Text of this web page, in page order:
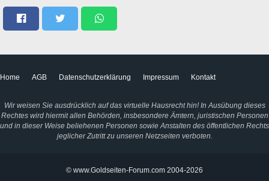
Home AGB Datenschutzerklärung Impressum Kontakt
Wir weisen Sie ausdrücklich auf das virtuelle Hausrecht hin! In Ausübung dieses
Rechtes wird hiermit allen Behörden, insbesondere Ämtern, juristischen Personen
und in dieser Weise beliehenen Personen sowie Anstalten des öffentlichen Rechts
jeglicher Zutritt zu unseren Netzseiten verboten.
© www.Goldseiten-Forum.com 2004-2026